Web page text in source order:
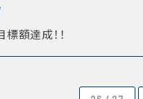
標額達成！！